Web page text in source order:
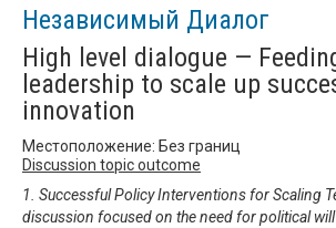
Независимый Диалог
High level dialogue —
leadership to scale up
innovation
Местоположение: Без границ
Discussion topic outcome
1. Successful Policy Interventions for Scaling
discussion focused on the need for political